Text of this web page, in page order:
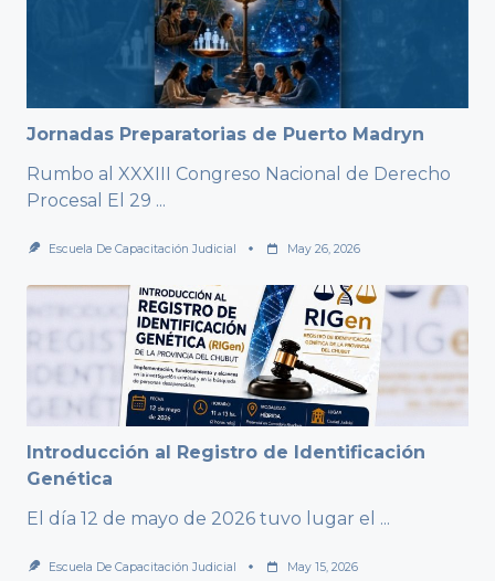
Jornadas Preparatorias de Puerto Madryn
Rumbo al XXXIII Congreso Nacional de Derecho
Procesal El 29 ...
Escuela De Capacitación Judicial May 26, 2026
Introducción al Registro de Identificación
Genética
El día 12 de mayo de 2026 tuvo lugar el ...
Escuela De Capacitación Judicial May 15, 2026